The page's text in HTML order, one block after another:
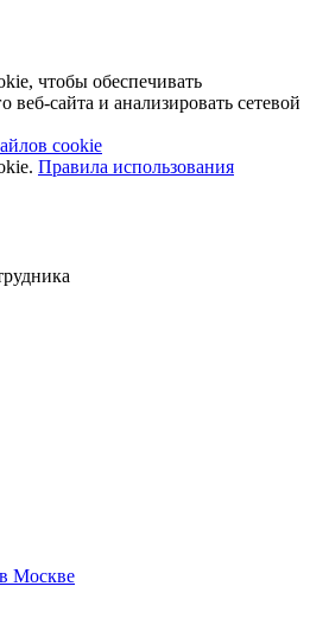
чтобы обеспечивать
сайта и анализировать сетевой
cookie
Правила использования
Москве